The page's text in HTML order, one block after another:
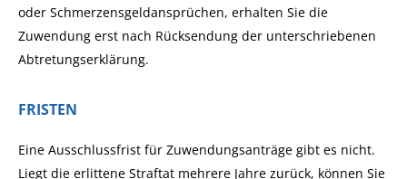
oder Schmerzensgeldansprüchen, erhalten Sie die
Zuwendung erst nach Rücksendung der unterschriebenen
Abtretungserklärung.
FRISTEN
Eine Ausschlussfrist für Zuwendungsanträge gibt es nicht.
Liegt die erlittene Straftat mehrere Jahre zurück, können Sie